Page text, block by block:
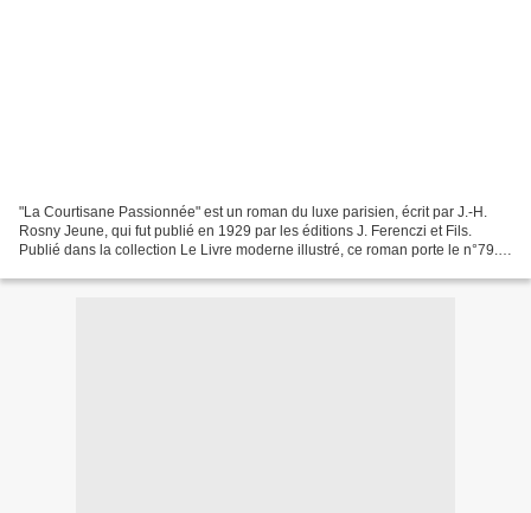
"La Courtisane Passionnée" est un roman du luxe parisien, écrit par J.-H.
Rosny Jeune, qui fut publié en 1929 par les éditions J. Ferenczi et Fils.
Publié dans la collection Le Livre moderne illustré, ce roman porte le n°79.